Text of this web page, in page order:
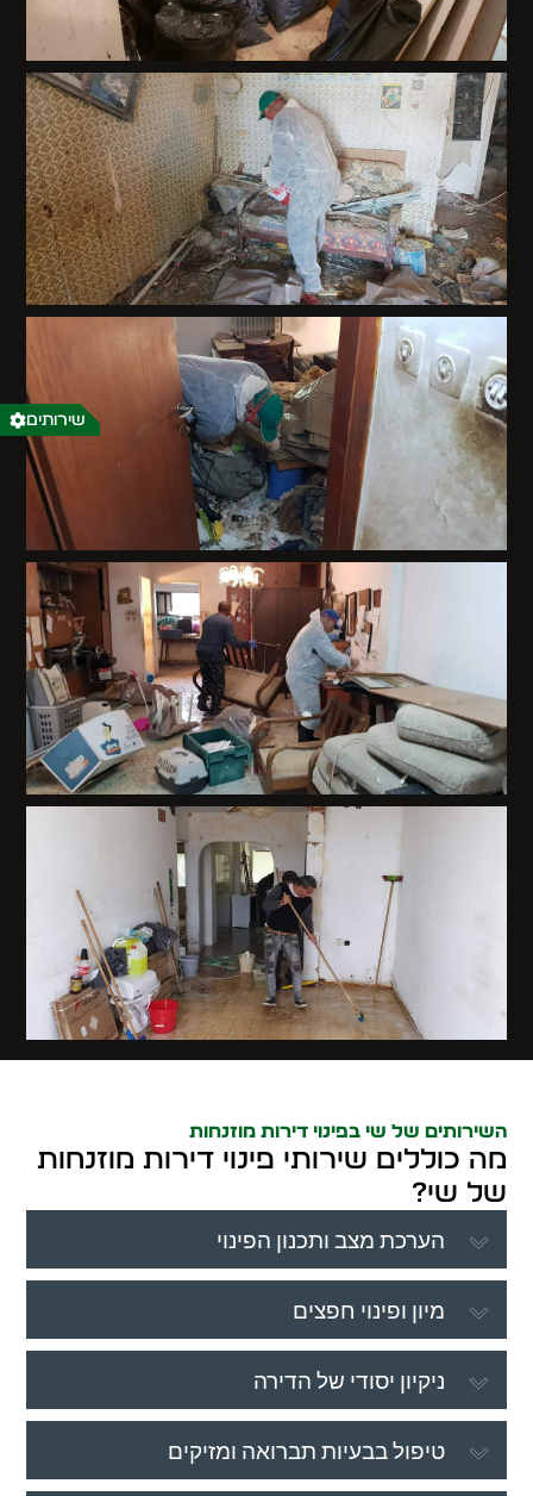
השירותים של שי בפינוי דירות מוזנחות
מה כוללים שירותי פינוי דירות מוזנחות
של שי?
הערכת מצב ותכנון הפינוי
מיון ופינוי חפצים
ניקיון יסודי של הדירה
טיפול בבעיות תברואה ומזיקים
שירותים